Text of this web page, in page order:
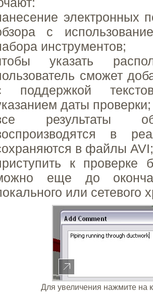
электронных
с
инструментов;
указать
сможет
поддержкой
даты проверки;
результаты
в
в файлы AVI;
к проверке
еще до
или сетевого
Для увеличения нажмите на